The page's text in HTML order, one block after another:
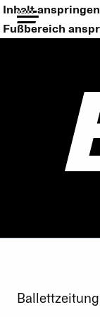
Inhalt anspringen
Fußbereich
Ballettzeitung